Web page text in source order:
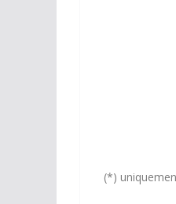
(*)